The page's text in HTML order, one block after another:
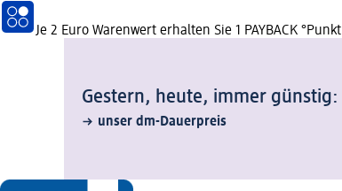
Je 2 Euro Warenwert erhalten Sie 1 PAYBACK °Punkt
Gestern, heute, immer günstig:
unser dm-Dauerpreis